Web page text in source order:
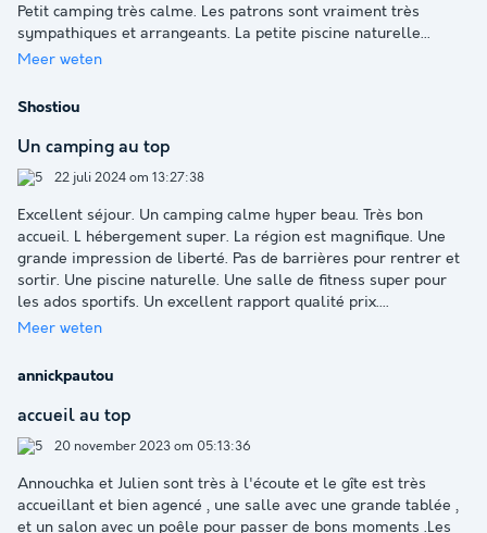
Petit camping très calme. Les patrons sont vraiment très
sympathiques et arrangeants. La petite piscine naturelle...
Meer weten
Shostiou
Un camping au top
22 juli 2024 om 13:27:38
Excellent séjour. Un camping calme hyper beau. Très bon
accueil. L hébergement super. La région est magnifique. Une
grande impression de liberté. Pas de barrières pour rentrer et
sortir. Une piscine naturelle. Une salle de fitness super pour
les ados sportifs. Un excellent rapport qualité prix....
Meer weten
annickpautou
accueil au top
20 november 2023 om 05:13:36
Annouchka et Julien sont très à l'écoute et le gîte est très
accueillant et bien agencé , une salle avec une grande tablée ,
et un salon avec un poêle pour passer de bons moments .Les